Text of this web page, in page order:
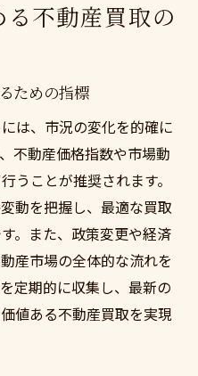
不動産買取の
ための指標
は、市況の変化を的確に
不動産価格指数や市場動
うことが推奨されます。
動を把握し、最適な買取
。また、政策変更や経済
産市場の全体的な流れを
定期的に収集し、最新の
値ある不動産買取を実現